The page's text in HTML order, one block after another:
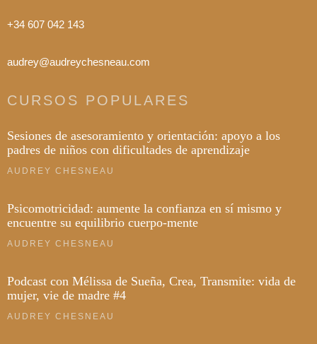
+34 607 042 143
audrey@audreychesneau.com
CURSOS POPULARES
Sesiones de asesoramiento y orientación: apoyo a los
padres de niños con dificultades de aprendizaje
AUDREY CHESNEAU
Psicomotricidad: aumente la confianza en sí mismo y
encuentre su equilibrio cuerpo-mente
AUDREY CHESNEAU
Podcast con Mélissa de Sueña, Crea, Transmite: vida de
mujer, vie de madre #4
AUDREY CHESNEAU